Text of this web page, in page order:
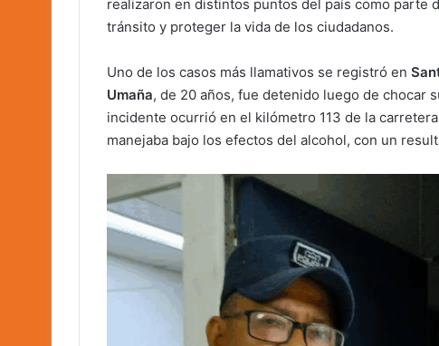
realizaron en distintos puntos del país como parte
tránsito y proteger la vida de los ciudadanos.
Uno de los casos más llamativos se registró en
Umaña, de 20 años, fue detenido luego de chocar
incidente ocurrió en el kilómetro 113 de la
manejaba bajo los efectos del alcohol, con un